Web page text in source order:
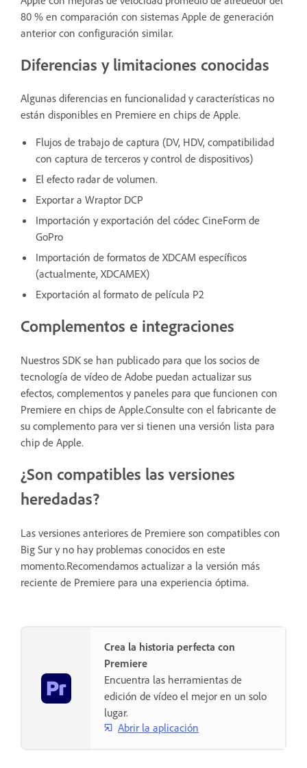
80 % en comparación con sistemas Apple de generación
anterior con configuración similar.
Diferencias y limitaciones conocidas
Algunas diferencias en funcionalidad y características no
están disponibles en Premiere en chips de Apple.
Flujos de trabajo de captura (DV, HDV, compatibilidad
con captura de terceros y control de dispositivos)
El efecto radar de volumen.
Exportar a Wraptor DCP
Importación y exportación del códec CineForm de
GoPro
Importación de formatos de XDCAM específicos
(actualmente, XDCAMEX)
Exportación al formato de película P2
Complementos e integraciones
Nuestros SDK se han publicado para que los socios de
tecnología de vídeo de Adobe puedan actualizar sus
efectos, complementos y paneles para que funcionen con
Premiere en chips de Apple.Consulte con el fabricante de
su complemento para ver si tienen una versión lista para
chip de Apple.
¿Son compatibles las versiones
heredadas?
Las versiones anteriores de Premiere son compatibles con
Big Sur y no hay problemas conocidos en este
momento.Recomendamos actualizar a la versión más
reciente de Premiere para una experiencia óptima.
Crea la historia perfecta con
Premiere
Encuentra las herramientas de
edición de vídeo el mejor en un solo
lugar.
Abrir la aplicación